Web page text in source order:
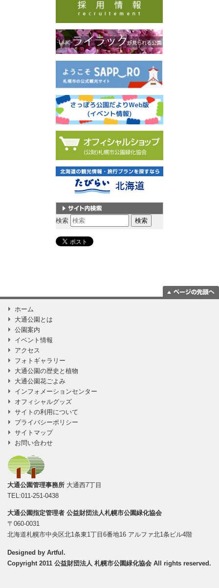
サイト内検索
検索
ホーム
大通公園とは
公園案内
イベント情報
アクセス
フォトギャラリー
大通公園の歴史と植物
大通公園花ごよみ
インフォメーションセンター
オフィシャルグッズ
サイトの利用について
プライバシーポリシー
サイトマップ
お問い合わせ
大通公園管理事務所 大通西7丁目
TEL:011-251-0438
大通公園指定管理者 公益財団法人札幌市公園緑化協会
〒060-0031
北海道札幌市中央区北1条東1丁目6番地16 アルファ北1条ビル4階
Designed by Artful .
Copyright 2011 公益財団法人 札幌市公園緑化協会 All rights reserved.